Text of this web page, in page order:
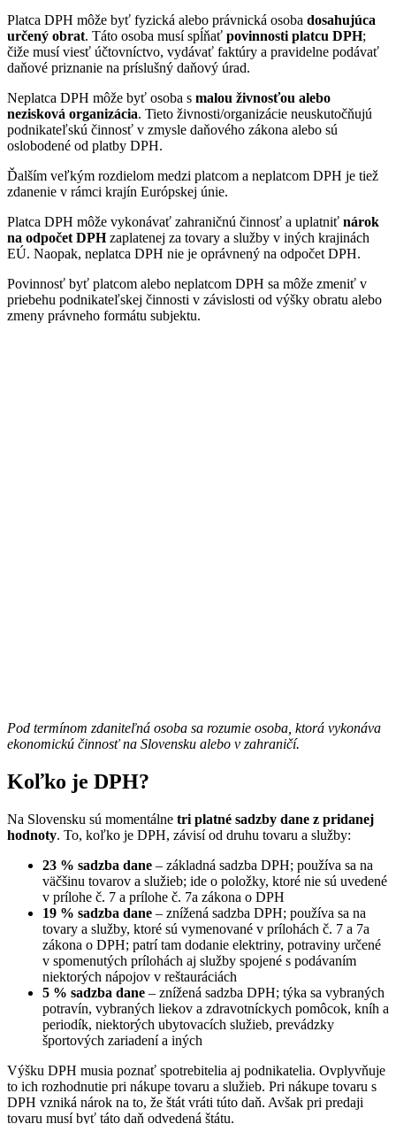
Platca DPH môže byť fyzická alebo právnická osoba dosahujúca
určený obrat. Táto osoba musí spĺňať povinnosti platcu DPH;
čiže musí viesť účtovníctvo, vydávať faktúry a pravidelne podávať
daňové priznanie na príslušný daňový úrad.
Neplatca DPH môže byť osoba s malou živnosťou alebo
nezisková organizácia. Tieto živnosti/organizácie neuskutočňujú
podnikateľskú činnosť v zmysle daňového zákona alebo sú
oslobodené od platby DPH.
Ďalším veľkým rozdielom medzi platcom a neplatcom DPH je tiež
zdanenie v rámci krajín Európskej únie.
Platca DPH môže vykonávať zahraničnú činnosť a uplatniť nárok
na odpočet DPHzaplatenej za tovary a služby v iných krajinách
EÚ. Naopak, neplatca DPH nie je oprávnený na odpočet DPH.
Povinnosť byť platcom alebo neplatcom DPH sa môže zmeniť v
priebehu podnikateľskej činnosti v závislosti od výšky obratu alebo
zmeny právneho formátu subjektu.
Pod termínom zdaniteľná osoba sa rozumie osoba, ktorá vykonáva
ekonomickú činnosť na Slovensku alebo v zahraničí.
Koľko je DPH?
Na Slovensku sú momentálne tri platné sadzby dane z pridanej
hodnoty. To, koľko je DPH, závisí od druhu tovaru a služby:
23 % sadzba dane – základná sadzba DPH; používa sa na
väčšinu tovarov a služieb; ide o položky, ktoré nie sú uvedené
v prílohe č. 7 a prílohe č. 7a zákona o DPH
19 % sadzba dane – znížená sadzba DPH; používa sa na
tovary a služby, ktoré sú vymenované v prílohách č. 7 a 7a
zákona o DPH; patrí tam dodanie elektriny, potraviny určené
v spomenutých prílohách aj služby spojené s podávaním
niektorých nápojov v reštauráciách
5 % sadzba dane – znížená sadzba DPH; týka sa vybraných
potravín, vybraných liekov a zdravotníckych pomôcok, kníh a
periodík, niektorých ubytovacích služieb, prevádzky
športových zariadení a iných
Výšku DPH musia poznať spotrebitelia aj podnikatelia. Ovplyvňuje
to ich rozhodnutie pri nákupe tovaru a služieb. Pri nákupe tovaru s
DPH vzniká nárok na to, že štát vráti túto daň. Avšak pri predaji
tovaru musí byť táto daň odvedená štátu.